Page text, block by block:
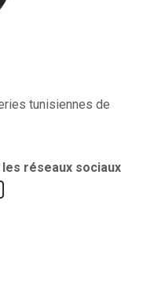
tunisiennes de
réseaux sociaux